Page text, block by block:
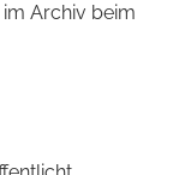
Archiv beim